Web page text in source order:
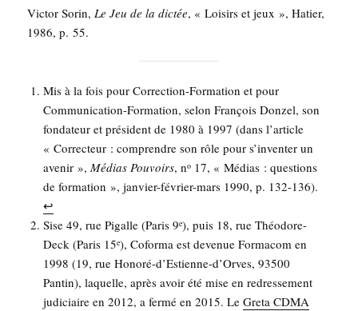
Vic­tor Sorin,Le Jeu de la dic­tée, « Loi­sirs et jeux », Hatier,
1986, p. 55.
Mis à la fois pour Cor­rec­tion-For­ma­tion et pour
Com­mu­ni­ca­tion-For­ma­tion, selon Fran­çois Don­zel, son
fon­da­teur et pré­sident de 1980 à 1997 (dans l’ar­ticle
« Cor­rec­teur : com­prendre son rôle pour s’in­ven­ter un
ave­nir »,Médias Pou­voirs, no 17, « Médias : ques­tions
de for­ma­tion », jan­vier-février-mars 1990, p. 132-136).
↩︎
Sise 49, rue Pigalle (Paris 9e), puis 18, rue Théo­dore-
Deck (Paris 15e), Cofor­ma est deve­nue For­ma­com en
1998 (19, rue Hono­ré-d’Es­tienne-d’Orves, 93500
Pan­tin), laquelle, après avoir été mise en redres­se­ment
judi­ciaire en 2012, a fer­mé en 2015. LeGre­ta CDMA